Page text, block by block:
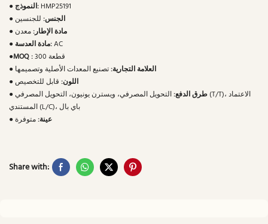
● النموذج: HMP25191
●
الجنس: للجنسين
●
مادة الإطار:معدن
●
مادة العدسة:AC
●MOQ :
300 قطعة
●
العلامة التجارية:تصنيع المعدات الأصلية وتصميمها
●
اللون: قابل للتخصيص
●
طرق الدفع:التحويل المصرفي، ويسترن يونيون، التحويل المصرفي (T/T)، الاعتماد
المستندي (L/C)، باي بال
●
عينة:متوفرة
Share with: